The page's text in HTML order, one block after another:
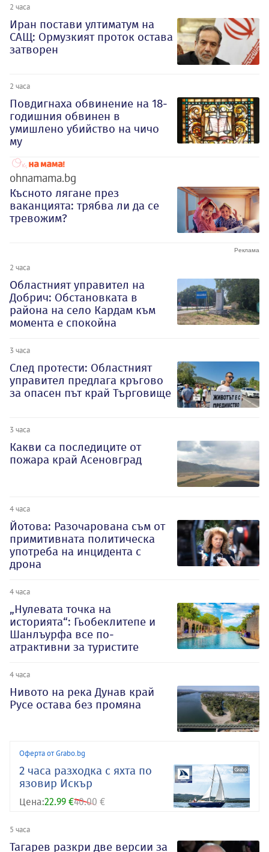
2 часа
Иран постави ултиматум на
САЩ: Ормузкият проток остава
затворен
2 часа
Повдигнаха обвинение на 18-
годишния обвинен в
умишлено убийство на чичо
му
ohnamama.bg
Късното лягане през
ваканцията: трябва ли да се
тревожим?
2 часа
Oбластният управител на
Добрич: Обстановката в
района на село Кардам към
момента е спокойна
3 часа
След протести: Областният
управител предлага кръгово
за опасен път край Търговище
3 часа
Какви са последиците от
пожара край Асеновград
4 часа
Йотова: Разочарована съм от
примитивната политическа
употреба на инцидента с
дрона
4 часа
„Нулевата точка на
историята“: Гьобеклитепе и
Шанлъурфа все по-
атрактивни за туристите
4 часа
Нивото на река Дунав край
Русе остава без промяна
Оферта от Grabo.bg
2 часа разходка с яхта по
язовир Искър
Цена:22.99 €40.00 €
5 часа
Тагарев разкри две версии за